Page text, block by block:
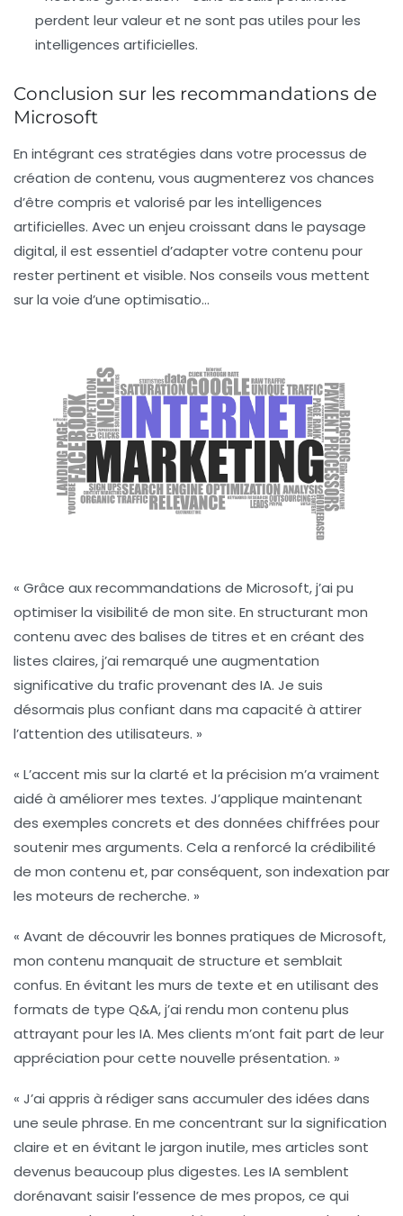
perdent leur valeur et ne sont pas utiles pour les
intelligences artificielles.
Conclusion sur les recommandations de
Microsoft
En intégrant ces stratégies dans votre processus de
création de contenu, vous augmenterez vos chances
d’être compris et valorisé par les intelligences
artificielles. Avec un enjeu croissant dans le paysage
digital, il est essentiel d’adapter votre contenu pour
rester pertinent et visible. Nos conseils vous mettent
sur la voie d’une optimisatio…
« Grâce aux recommandations de Microsoft, j’ai pu
optimiser la visibilité de mon site. En structurant mon
contenu avec des balises de titres et en créant des
listes claires, j’ai remarqué une augmentation
significative du trafic provenant des IA. Je suis
désormais plus confiant dans ma capacité à attirer
l’attention des utilisateurs. »
« L’accent mis sur la clarté et la précision m’a vraiment
aidé à améliorer mes textes. J’applique maintenant
des exemples concrets et des données chiffrées pour
soutenir mes arguments. Cela a renforcé la crédibilité
de mon contenu et, par conséquent, son indexation par
les moteurs de recherche. »
« Avant de découvrir les bonnes pratiques de Microsoft,
mon contenu manquait de structure et semblait
confus. En évitant les murs de texte et en utilisant des
formats de type Q&A, j’ai rendu mon contenu plus
attrayant pour les IA. Mes clients m’ont fait part de leur
appréciation pour cette nouvelle présentation. »
« J’ai appris à rédiger sans accumuler des idées dans
une seule phrase. En me concentrant sur la signification
claire et en évitant le jargon inutile, mes articles sont
devenus beaucoup plus digestes. Les IA semblent
dorénavant saisir l’essence de mes propos, ce qui